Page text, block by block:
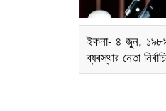
ইকনা- ৪ জুন, ১৯৮৯
ব্যবস্থার নেতা